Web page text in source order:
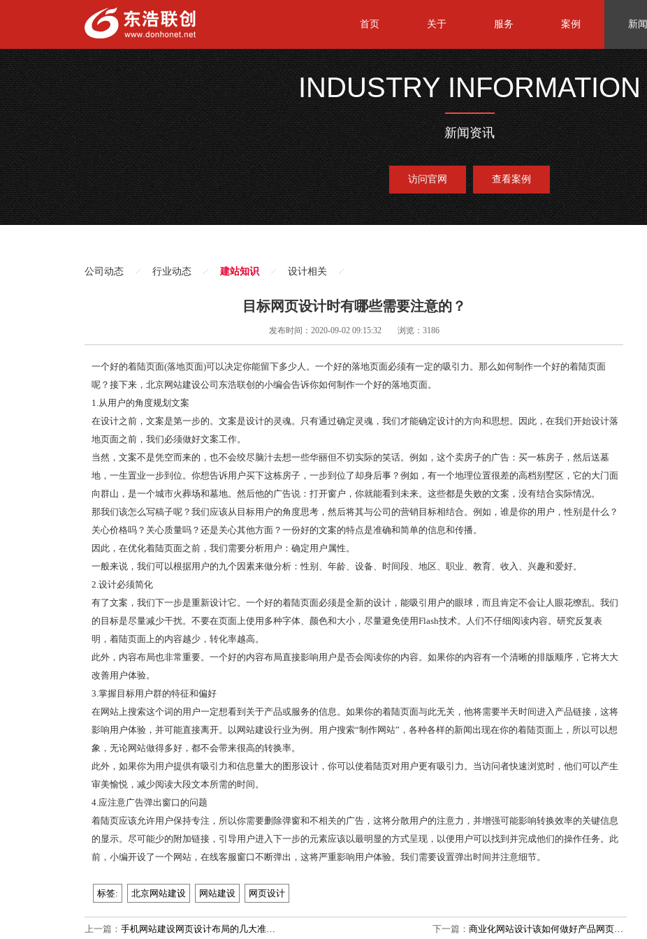
首页 关于 服务 案例 新闻
INDUSTRY INFORMATION
新闻资讯
访问官网 查看案例
公司动态 行业动态 建站知识 设计相关
目标网页设计时有哪些需要注意的？
发布时间：2020-09-02 09:15:32 浏览：3186
一个好的着陆页面(落地页面)可以决定你能留下多少人。一个好的落地页面必须有一定的吸引力。 那么如何制作一个好的着陆页面
呢？接下来，北京网站建设公司东浩联创的小编会告诉你如何制作一个好的落地页面。
1.从用户的角度规划文案
在设计之前，文案是第一步的。文案是设计的灵魂。只有通过确定灵魂，我们才能确定设计的方向和思想。因此，在我们开始设计落
地页面之前，我们必须做好文案工作。
当然，文案不是凭空而来的，也不会绞尽脑汁去想一些华丽但不切实际的笑话。例如，这个卖房子的广告：买一栋房子，然后送墓
地，一生置业一步到位。你想告诉用户买下这栋房子，一步到位了却身后事？例如，有一个地理位置很差的高档别墅区，它的大门面
向群山，是一个城市火葬场和墓地。然后他的广告说：打开窗户，你就能看到未来。这些都是失败的文案，没有结合实际情况。
那我们该怎么写稿子呢？我们应该从目标用户的角度思考，然后将其与公司的营销目标相结合。例如，谁是你的用户，性别是什么？
关心价格吗？关心质量吗？还是关心其他方面？一份好的文案的特点是准确和简单的信息和传播。
因此，在优化着陆页面之前，我们需要分析用户：确定用户属性。
一般来说，我们可以根据用户的九个因素来做分析：性别、年龄、设备、时间段、地区、职业、教育、收入、兴趣和爱好。
2.设计必须简化
有了文案，我们下一步是重新设计它。一个好的着陆页面必须是全新的设计，能吸引用户的眼球，而且肯定不会让人眼花缭乱。我们
的目标是尽量减少干扰。不要在页面上使用多种字体、颜色和大小，尽量避免使用Flash技术。人们不仔细阅读内容。研究反复表
明，着陆页面上的内容越少，转化率越高。
此外，内容布局也非常重要。一个好的内容布局直接影响用户是否会阅读你的内容。如果你的内容有一个清晰的排版顺序，它将大大
改善用户体验。
3.掌握目标用户群的特征和偏好
在网站上搜索这个词的用户一定想看到关于产品或服务的信息。如果你的着陆页面与此无关，他将需要半天时间进入产品链接，这将
影响用户体验，并可能直接离开。以网站建设行业为例。用户搜索“制作网站”，各种各样的新闻出现在你的着陆页面上，所以可以想
象，无论网站做得多好，都不会带来很高的转换率。
此外，如果你为用户提供有吸引力和信息量大的图形设计，你可以使着陆页对用户更有吸引力。当访问者快速浏览时，他们可以产生
审美愉悦，减少阅读大段文本所需的时间。
4.应注意广告弹出窗口的问题
着陆页应该允许用户保持专注，所以你需要删除弹窗和不相关的广告，这将分散用户的注意力，并增强可能影响转换效率的关键信息
的显示。尽可能少的附加链接，引导用户进入下一步的元素应该以最明显的方式呈现，以便用户可以找到并完成他们的操作任务。此
前，小编开设了一个网站，在线客服窗口不断弹出，这将严重影响用户体验。我们需要设置弹出时间并注意细节。
标签: 北京网站建设 网站建设 网页设计
上一篇： 手机网站建设网页设计布局的几大准… 下一篇：商业化网站设计该如何做好产品网页…